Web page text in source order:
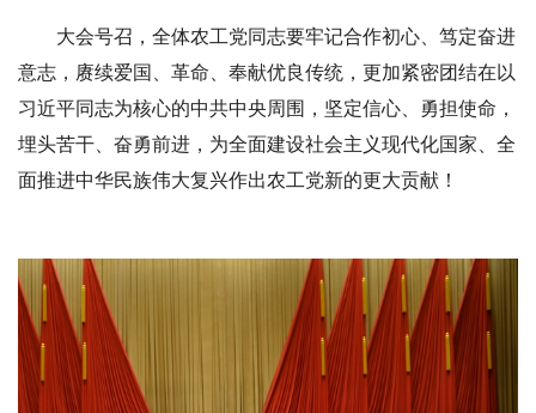
大会号召，全体农工党同志要牢记合作初心、笃定奋进
意志，赓续爱国、革命、奉献优良传统，更加紧密团结在以
习近平同志为核心的中共中央周围，坚定信心、勇担使命，
埋头苦干、奋勇前进，为全面建设社会主义现代化国家、全
面推进中华民族伟大复兴作出农工党新的更大贡献！